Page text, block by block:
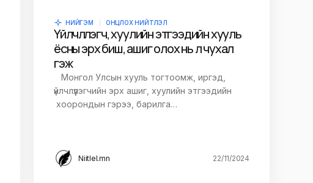
НИЙГЭМ ОНЦЛОХ НИЙТЛЭЛ
Үйлчлүүлэгч, хуулийн этгээдийн хууль
ёсны эрх биш, ашиг олох нь л чухал
гэж үү
Монгол Улсын хууль тогтоомж, иргэд,
үйлчлүүлэгчийн эрх ашиг, хуулийн этгээдийн
хоорондын гэрээ, барилга…
Niitlel.mn 22/11/2024